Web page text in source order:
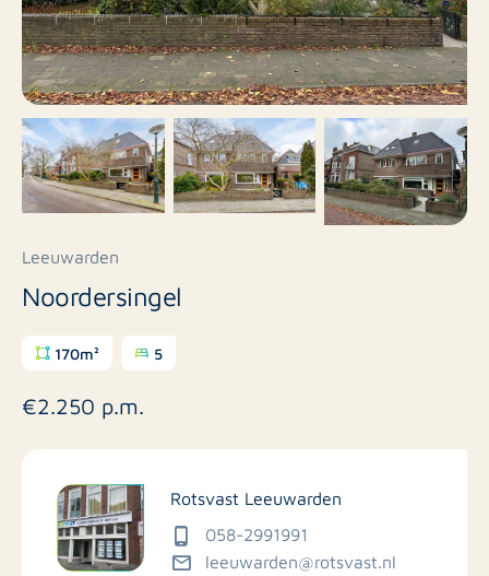
Leeuwarden
Noordersingel
170m² 5
€2.250 p.m.
Rotsvast Leeuwarden
058-2991991
leeuwarden@rotsvast.nl